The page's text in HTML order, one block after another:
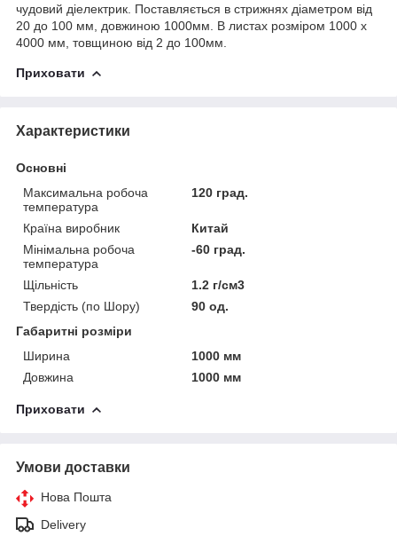
чудовий діелектрик. Поставляється в стрижнях діаметром від
20 до 100 мм, довжиною 1000мм. В листах розміром 1000 х
4000 мм, товщиною від 2 до 100мм.
Приховати
Характеристики
Основні
Максимальна робоча
температура
120 град.
Країна виробник
Китай
Мінімальна робоча
температура
-60 град.
Щільність
1.2 г/см3
Твердість (по Шору)
90 од.
Габаритні розміри
Ширина
1000 мм
Довжина
1000 мм
Приховати
Умови доставки
Нова Пошта
Delivery